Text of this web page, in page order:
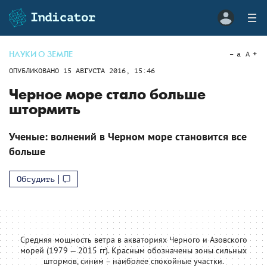
НАУКИ О ЗЕМЛЕ
ОПУБЛИКОВАНО 15 АВГУСТА 2016, 15:46
a A
Черное море стало больше
штормить
Ученые: волнений в Черном море становится все
больше
Обсудить
Средняя мощность ветра в акваториях Черного и Азовского
морей (1979 — 2015 гг). Красным обозначены зоны сильных
штормов, синим – наиболее спокойные участки.